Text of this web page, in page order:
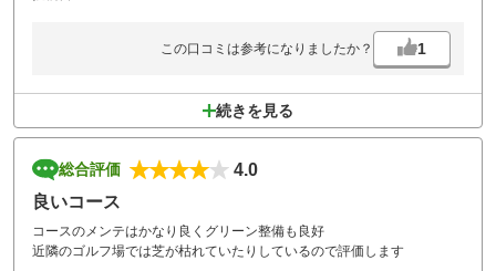
この口コミは参考になりましたか？ 1
続きを見る
総合評価
4.0
良いコース
コースのメンテはかなり良くグリーン整備も良好
近隣のゴルフ場では芝が枯れていたりしているので評価します